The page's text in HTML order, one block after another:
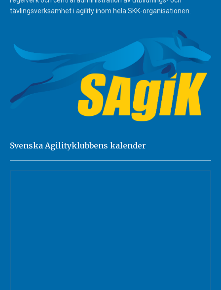
tävlingsverksamhet i agility inom hela SKK-organisationen.
Svenska Agilityklubbens kalender